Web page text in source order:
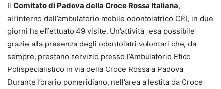
Il Comitato di Padova della Croce Rossa Italiana,
all’interno dell’ambulatorio mobile odontoiatrico CRI, in due
giorni ha effettuato 49 visite. Un’attività resa possibile
grazie alla presenza degli odontoiatri volontari che, da
sempre, prestano servizio presso l’Ambulatorio Etico
Polispecialistico in via della Croce Rossa a Padova.
Durante l’orario pomeridiano, nell’area allestita da Croce